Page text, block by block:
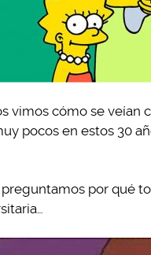
vimos cómo se veían
pocos en estos 30
por qué